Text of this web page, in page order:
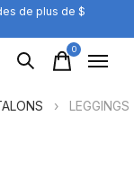
de plus de $
0items
› LEGGINGS